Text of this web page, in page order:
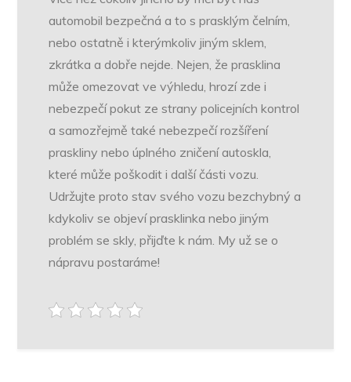
automobil bezpečná a to s prasklým čelním,
nebo ostatně i kterýmkoliv jiným sklem,
zkrátka a dobře nejde. Nejen, že prasklina
může omezovat ve výhledu, hrozí zde i
nebezpečí pokut ze strany policejních kontrol
a samozřejmě také nebezpečí rozšíření
praskliny nebo úplného zničení autoskla,
které může poškodit i další části vozu.
Udržujte proto stav svého vozu bezchybný a
kdykoliv se objeví prasklinka nebo jiným
problém se skly, přijďte k nám. My už se o
nápravu postaráme!